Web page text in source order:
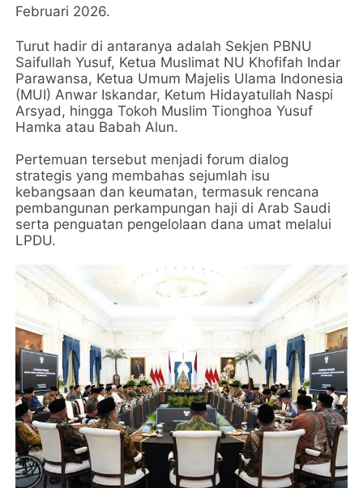
Februari 2026.
Turut hadir di antaranya adalah Sekjen PBNU
Saifullah Yusuf, Ketua Muslimat NU Khofifah Indar
Parawansa, Ketua Umum Majelis Ulama Indonesia
(MUI) Anwar Iskandar, Ketum Hidayatullah Naspi
Arsyad, hingga Tokoh Muslim Tionghoa Yusuf
Hamka atau Babah Alun.
Pertemuan tersebut menjadi forum dialog
strategis yang membahas sejumlah isu
kebangsaan dan keumatan, termasuk rencana
pembangunan perkampungan haji di Arab Saudi
serta penguatan pengelolaan dana umat melalui
LPDU.